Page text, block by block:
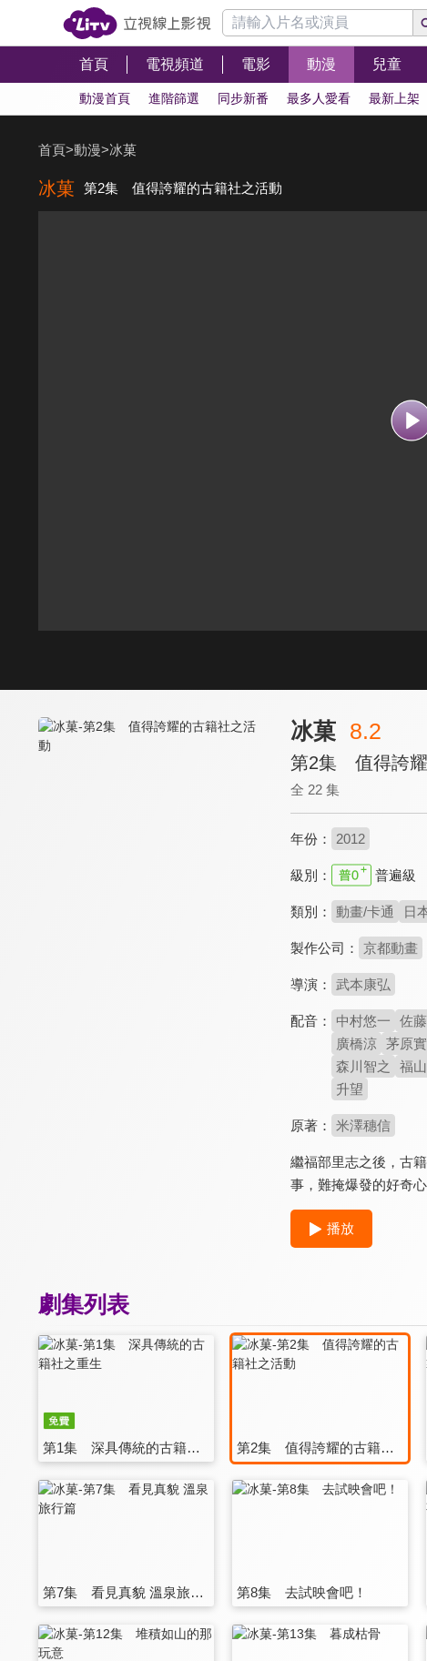
首頁 電視頻道 電影 動漫 兒童
動漫首頁 進階篩選 同步新番 最多人愛看 最新上架
首頁>動漫>冰菓
冰菓 第2集 值得誇耀的古籍社之活動
冰菓 8.2
第2集 值得誇
全 22 集
年份： 2012
級別： 普遍級
類別： 動畫/卡通 日
製作公司： 京都動畫
導演： 武本康弘
配音： 中村悠一 佐
廣橋涼 茅原
森川智之
福
升望
原著： 米澤穗信
繼福部里志之後，古
事，難掩爆發的好奇
播放
劇集列表
第1集 深具傳統的古籍社之重生 第2集 值得誇耀的古籍社之活動
第7集 看見真貌 溫泉旅行篇 第8集 去試映會吧！